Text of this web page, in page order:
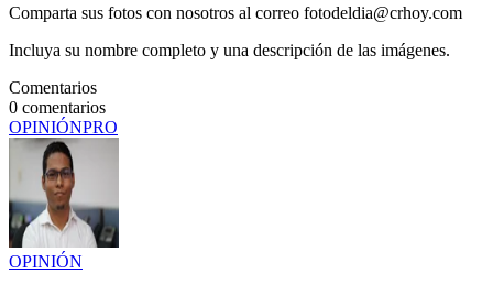
Comparta sus fotos con nosotros al correo fotodeldia@crhoy.com
Incluya su nombre completo y una descripción de las imágenes.
Comentarios
0 comentarios
OPINIÓNPRO
OPINIÓN